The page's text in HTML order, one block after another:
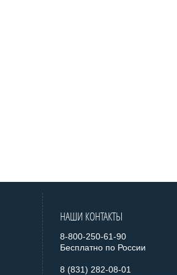
НАШИ КОНТАКТЫ
8-800-250-61-90
Бесплатно по России
8 (831) 282-08-01